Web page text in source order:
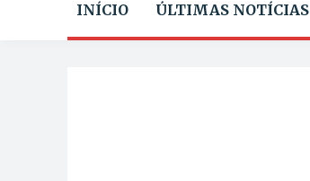
INÍCIO ÚLTIMAS NOTÍCIAS